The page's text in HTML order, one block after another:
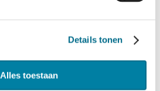
Details tonen
Alles toestaan